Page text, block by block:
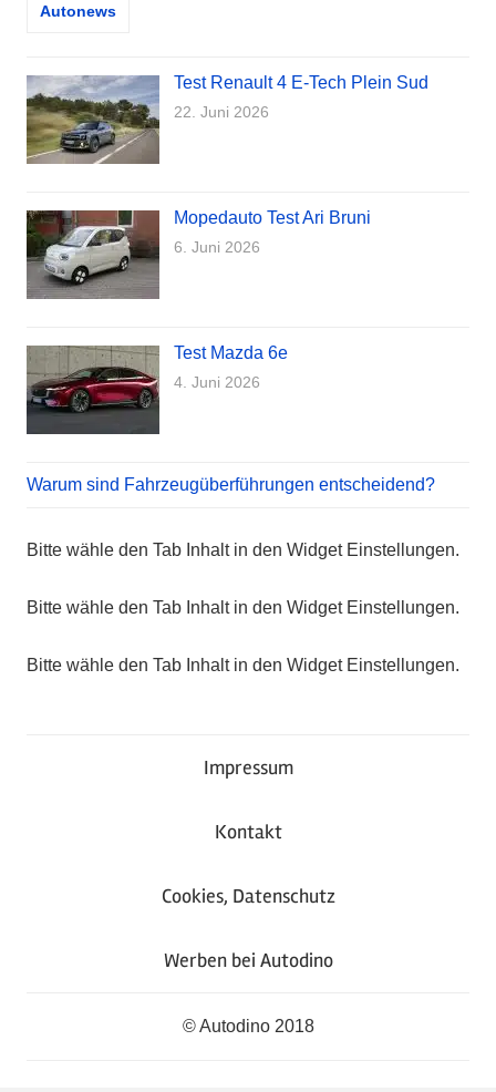
Autonews
Test Renault 4 E-Tech Plein Sud
22. Juni 2026
Mopedauto Test Ari Bruni
6. Juni 2026
Test Mazda 6e
4. Juni 2026
Warum sind Fahrzeugüberführungen entscheidend?
Bitte wähle den Tab Inhalt in den Widget Einstellungen.
Bitte wähle den Tab Inhalt in den Widget Einstellungen.
Bitte wähle den Tab Inhalt in den Widget Einstellungen.
Impressum
Kontakt
Cookies, Datenschutz
Werben bei Autodino
© Autodino 2018